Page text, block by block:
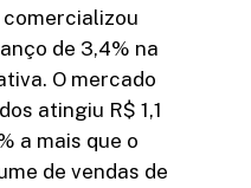
de 3,4% na
O mercado
atingiu R$ 1,1
a mais que o
de vendas de